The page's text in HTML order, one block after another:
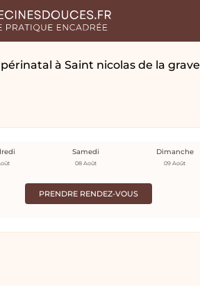
à Saint nicolas de la grave
PRENDRE RENDEZ-VOUS
Samedi
08 Août
Dimanche
09 Août